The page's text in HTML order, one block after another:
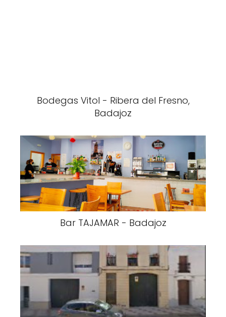
Bodegas Vitol - Ribera del Fresno,
Badajoz
Bar TAJAMAR - Badajoz